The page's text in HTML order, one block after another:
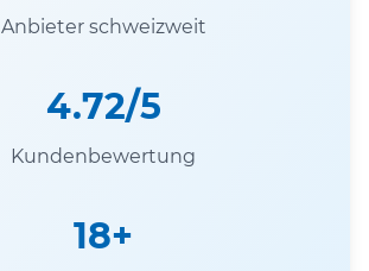
Anbieter schweizweit
4.72/5
Kundenbewertung
18+